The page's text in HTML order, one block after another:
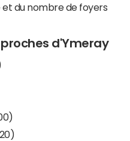
et du nombre de foyers
d'Ymeray